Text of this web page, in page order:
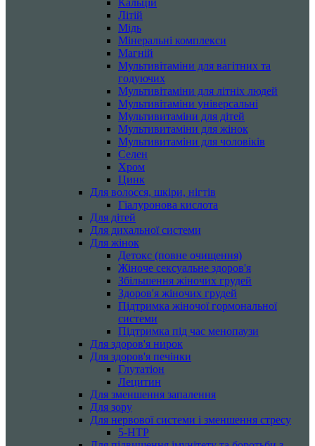
Літій
Мідь
Мінеральні комплекси
Магній
Мультивітаміни для вагітних та
годуючих
Мультивітаміни для літніх людей
Мультивітаміни універсальні
Мультивитаміни для дітей
Мультивитаміни для жінок
Мультивитаміни для чоловіків
Селен
Хром
Цинк
Для волосся, шкіри, нігтів
Гіалуронова кислота
Для дітей
Для дихальної системи
Для жінок
Детокс (повне очищення)
Жіноче сексуальне здоров'я
Збільшення жіночих грудей
Здоров'я жіночих грудей
Підтримка жіночої гормональної
системи
Підтримка під час менопаузи
Для здоров'я нирок
Для здоров'я печінки
Глутатіон
Лецитин
Для зменшення запалення
Для зору
Для нервової системи і зменшення стресу
5-HTP